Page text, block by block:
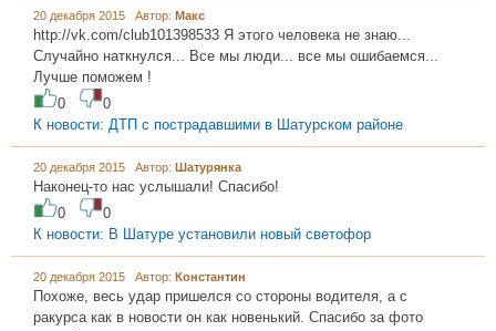
20 декабря 2015 Автор: Макс
http://vk.com/club101398533 Я этого человека не знаю...
Случайно наткнулся... Все мы люди... все мы ошибаемся...
Лучше поможем !
0
0
К новости: ДТП с пострадавшими в Шатурском районе
20 декабря 2015 Автор: Шатурянка
Наконец-то нас услышали! Спасибо!
0
0
К новости: В Шатуре установили новый светофор
20 декабря 2015 Автор: Константин
Похоже, весь удар пришелся со стороны водителя, а с
ракурса как в новости он как новенький. Спасибо за фото